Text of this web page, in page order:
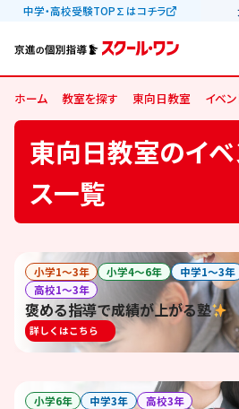
中学・高校受験TOP∑はコチラ
ホーム 教室を探す 東向日教室 イベ
東向日教室のイベ
ス一覧
小学1〜3年 小学4〜6年
中学1〜3年
高校1〜3年
褒める指導で成績が上がる塾
詳しくはこちら
小学6年 中学3年 高校3年